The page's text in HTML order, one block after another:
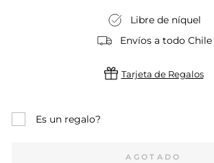
Libre de níquel
Envíos a todo Chile
Tarjeta de Regalos
Es un regalo?
AGOTADO